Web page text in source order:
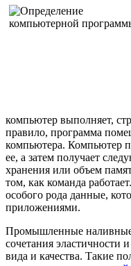
компьютер выполняет,
правило, программа
компьютера. Компьютер
ее, а затем получает
хранения или объем
том, как команда
особого рода данные,
приложениями.
Промышленные
сочетания эластичности
вида и качества. Такие